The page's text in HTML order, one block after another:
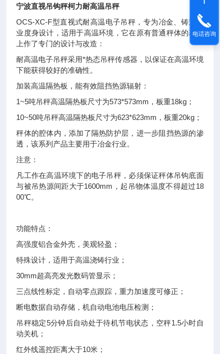
宁波直视吊钩秤柯力耐高温吊秤
OCS-XC-F型直视式耐高温电子吊秤，专为冶金、铸造行
业度身设计，适用于高温环境，它在原有普通秤体的基础
上作了专门的设计与改造：
耐高温电子吊秤采用*热态吊秤传感器，以保证在高温环境
下能获得较好的准确性。
加装高温隔热板，能有效阻挡热源辐射：
1~5吨吊秤高温隔热板尺寸为573*573mm，板重18kg；
10~50吨吊秤高温隔热板尺寸为623*623mm，板重20kg；
秤体的腔体内，添加了隔热防护层，进一步阻挡热源的渗
透，该系列产品主要用于冶金行业。
注意：
凡工作在高温环境下的电子吊秤，必须保证秤体吊钩底面
与被吊热源间距大于1600mm，起吊物体温度不得超过18
00℃。
功能特点：
高强度铝合金外壳，美观轻盈；
特殊设计，适用于高温浇铸行业；
30mm超高亮发光数码管显示；
三点线性标定，自动零点跟踪，重力加速度可修正；
断电数据自动存储，机自动电池电压检测；
吊秤稳定5分钟后自动处于待机节电状态，空秤1.5小时自
动关机；
红外线遥控距离大于10米；
电话咨询